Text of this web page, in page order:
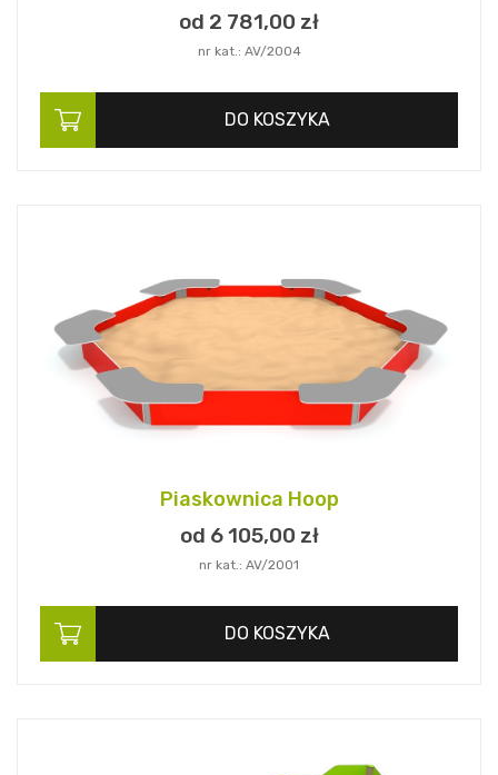
od 2 781,00 zł
nr kat.: AV/2004
DO KOSZYKA
Piaskownica Hoop
od 6 105,00 zł
nr kat.: AV/2001
DO KOSZYKA